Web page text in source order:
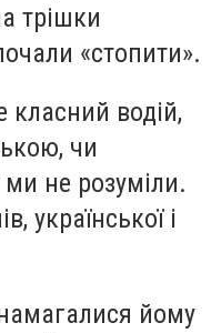
трішки
«стопити».
водій,
чи
ми не розуміли.
української і
йому